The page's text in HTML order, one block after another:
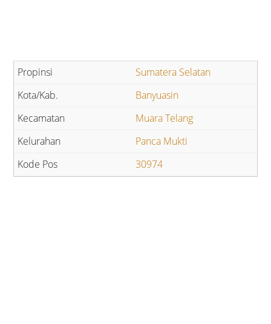
Sumatera Selatan
Banyuasin
Muara Telang
Panca Mukti
30974